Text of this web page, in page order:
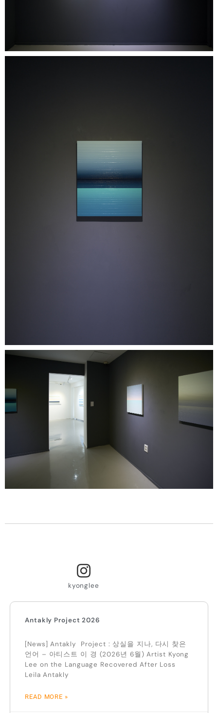
kyonglee
Antakly Project 2026
[News] Antakly Project : 상실을 지나, 다시 찾은
언어 – 아티스트 이 경 (2026년 6월) Artist Kyong
Lee on the Language Recovered After Loss
Leila Antakly
READ MORE »